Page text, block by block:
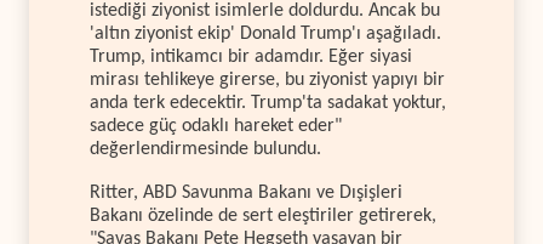
istediği ziyonist isimlerle doldurdu. Ancak bu
'altın ziyonist ekip' Donald Trump'ı aşağıladı.
Trump, intikamcı bir adamdır. Eğer siyasi
mirası tehlikeye girerse, bu ziyonist yapıyı bir
anda terk edecektir. Trump'ta sadakat yoktur,
sadece güç odaklı hareket eder"
değerlendirmesinde bulundu.
Ritter, ABD Savunma Bakanı ve Dışişleri
Bakanı özelinde de sert eleştiriler getirerek,
"Savaş Bakanı Pete Hegseth yaşayan bir